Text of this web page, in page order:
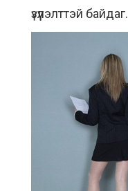
үзүүлэлттэй байдаг.